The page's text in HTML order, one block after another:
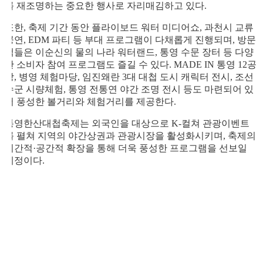
를 재조명하는 중요한 행사로 자리매김하고 있다.
또한, 축제 기간 동안 플라이보드 워터 미디어쇼, 과천시 교류
공연, EDM 파티 등 부대 프로그램이 다채롭게 진행되며, 방문
객들은 이순신의 물의 나라 워터랜드, 통영 수문 장터 등 다양
한 소비자 참여 프로그램도 즐길 수 있다. MADE IN 통영 12공
방, 병영 체험마당, 임진왜란 3대 대첩 도시 캐릭터 전시, 조선
수군 시량체험, 통영 전통연 야간 조명 전시 등도 마련되어 있
어 풍성한 볼거리와 체험거리를 제공한다.
통영한산대첩축제는 외국인을 대상으로 K-컬쳐 관광이벤트
를 펼쳐 지역의 야간상권과 관광시장을 활성화시키며, 축제의
시간적·공간적 확장을 통해 더욱 풍성한 프로그램을 선보일
예정이다.